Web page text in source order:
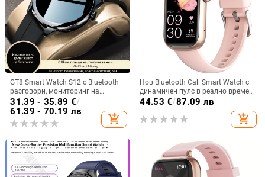
GT8 Smart Watch S12 с Bluetooth
разговори, мониторинг на
сърдечния ритъм, водоустойчив,
TFT дисплей, магнитно
зареждане
31.39 - 35.89 €/
61.39 - 70.19 лв
add_shopping_cart
Нов Bluetooth Call Smart Watch с
динамичен пулс в реално време,
многофункционална спортна
умна гривна за женско здраве
44.53 €/87.09 лв
add_shopping_cart